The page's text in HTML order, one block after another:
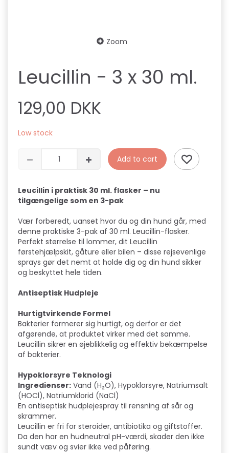
Zoom
Leucillin - 3 x 30 ml.
129,00 DKK
Low stock
Add to cart
Leucillin i praktisk 30 ml. flasker – nu
tilgængelige som en 3-pak
Vær forberedt, uanset hvor du og din hund går, med
denne praktiske 3-pak af 30 ml. Leucillin-flasker.
Perfekt størrelse til lommer, dit Leucillin
førstehjælpskit, gåture eller bilen – disse rejsevenlige
sprays gør det nemt at holde dig og din hund sikker
og beskyttet hele tiden.
Antiseptisk Hudpleje
Hurtigtvirkende Formel
Bakterier formerer sig hurtigt, og derfor er det
afgørende, at produktet virker med det samme.
Leucillin sikrer en øjeblikkelig og effektiv bekæmpelse
af bakterier.
Hypoklorsyre Teknologi
Ingredienser: Vand (H₂O), Hypoklorsyre, Natriumsalt
(HOCl), Natriumklorid (NaCl)
En antiseptisk hudplejespray til rensning af sår og
skrammer.
Leucillin er fri for steroider, antibiotika og giftstoffer.
Da den har en hudneutral pH-værdi, skader den ikke
sundt væv og svier ikke ved påføring.